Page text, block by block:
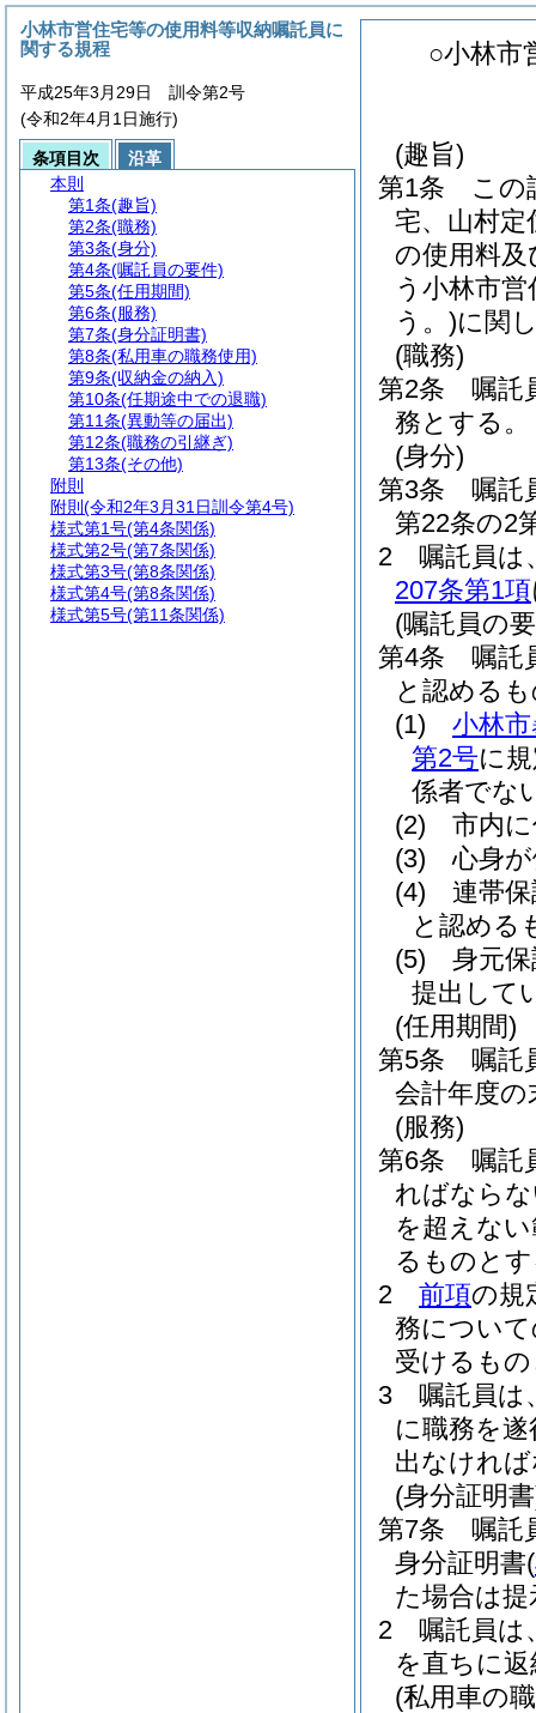
○小林市
(趣旨)
第1条
この
宅、山村定
の使用料及
う小林市
う。)に関
(職務)
第2条
嘱託
務とする。
(身分)
第3条
嘱託
第22条の2
2
嘱託員は
207条第1項
(嘱託員の
第4条
嘱託
と認める
(1)
小林
第2号に
係者でな
(2)
市内
(3)
心身
(4)
連帯
と認める
(5)
身元
提出して
(任用期間)
第5条
嘱託
会計年度
(服務)
第6条
嘱託
ればなら
を超えな
るものと
2
前項の規
務につい
受けるも
3
嘱託員は
に職務を
出なけれ
(身分証明
第7条
嘱託
身分証明書(
た場合は
2
嘱託員は
を直ちに
(私用車の
小林市営住宅等の使用料等収納嘱託員に
関する規程
平成25年3月29日 訓令第2号
(令和2年4月1日施行)
条項目次
沿革
本則
第1条(趣旨)
第2条(職務)
第3条(身分)
第4条(嘱託員の要件)
第5条(任用期間)
第6条(服務)
第7条(身分証明書)
第8条(私用車の職務使用)
第9条(収納金の納入)
第10条(任期途中での退職)
第11条(異動等の届出)
第12条(職務の引継ぎ)
第13条(その他)
附則
附則 (令和2年3月31日訓令第4号)
様式第1号(第4条関係)
様式第2号(第7条関係)
様式第3号(第8条関係)
様式第4号(第8条関係)
様式第5号(第11条関係)